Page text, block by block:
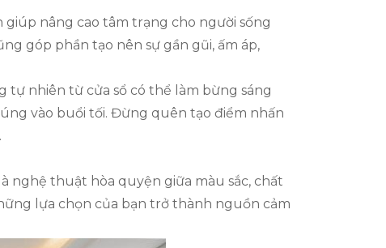
giúp nâng cao tâm trạng cho người sống
góp phần tạo nên sự gần gũi, ấm áp,
tự nhiên từ cửa sổ có thể làm bừng sáng
vào buổi tối. Đừng quên tạo điểm nhấn
nghệ thuật hòa quyện giữa màu sắc, chất
lựa chọn của bạn trở thành nguồn cảm